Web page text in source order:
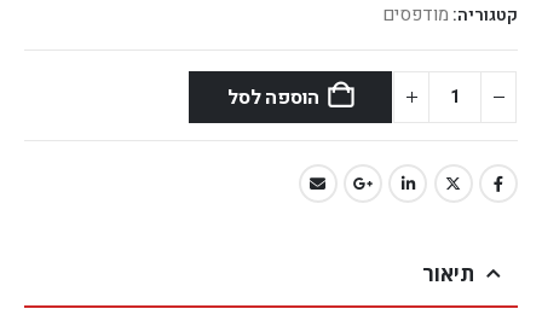
קטגוריה: מודפסים
הוספה לסל
תיאור